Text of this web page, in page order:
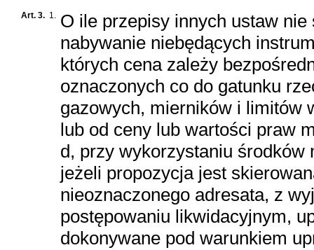
Art. 3. 1. O ile przepisy innych ustaw
nabywanie niebędących
których cena zależy
oznaczonych co do gatunku
gazowych, mierników i limitów
lub od ceny lub wartości praw
d, przy wykorzystaniu środków
jeżeli propozycja jest
nieoznaczonego adresata, z
postępowaniu likwidacyjnym,
dokonywane pod warunkiem